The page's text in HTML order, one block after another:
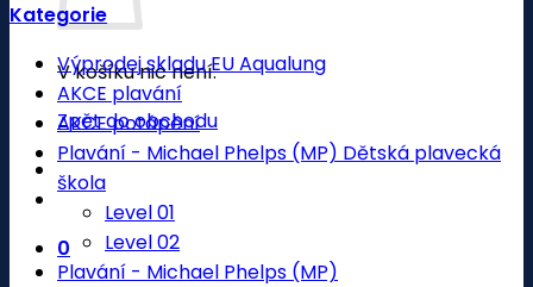
V košíku nic není.
Zpět do obchodu
0
Kategorie
Výprodej skladu EU Aqualung
AKCE plavání
AKCE potápění
Plavání - Michael Phelps (MP) Dětská plavecká
škola
Level 01
Level 02
Plavání - Michael Phelps (MP)